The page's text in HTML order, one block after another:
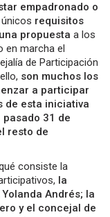
empadronado o
requisitos
propuesta a los
en marcha el
de Participación
son muchos los
a participar
de esta iniciativa
31 de
resto de
consiste la
la
Andrés; la
y el concejal de